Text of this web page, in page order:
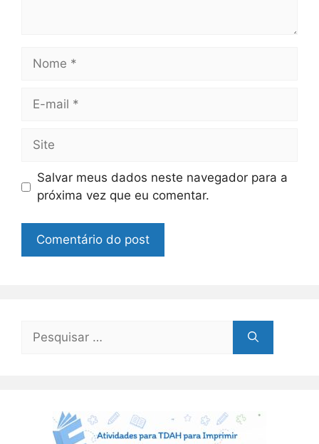
Nome
Site
Salvar meus dados neste navegador para a
próxima vez que eu comentar.
por: